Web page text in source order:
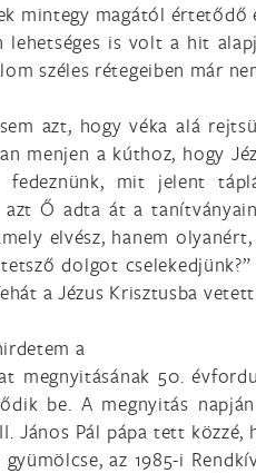
mintegy magától
lehetséges is volt a hit
széles rétegeiben már
azt, hogy véka alá
menjen a kúthoz, hogy
mit jelent
Ő adta át a
elvész, hanem
dolgot
a Jézus Krisztusba
a
megnyitásának 50.
be. A megnyitás
Pál pápa tett
az 1985-i